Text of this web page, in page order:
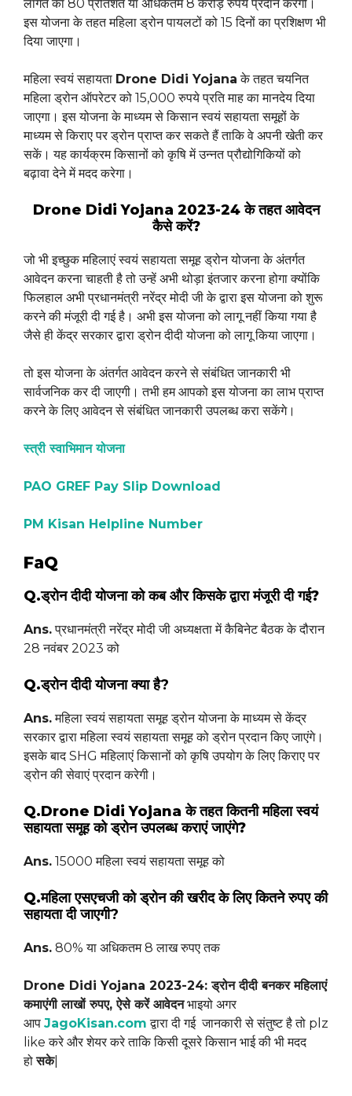
लागत का 80 प्रतिशत या अधिकतम 8 करोड़ रुपये प्रदान करेगी।
इस योजना के तहत महिला ड्रोन पायलटों को 15 दिनों का प्रशिक्षण भी
दिया जाएगा।
महिला स्वयं सहायता Drone Didi Yojana के तहत चयनित
महिला ड्रोन ऑपरेटर को 15,000 रुपये प्रति माह का मानदेय दिया
जाएगा। इस योजना के माध्यम से किसान स्वयं सहायता समूहों के
माध्यम से किराए पर ड्रोन प्राप्त कर सकते हैं ताकि वे अपनी खेती कर
सकें। यह कार्यक्रम किसानों को कृषि में उन्नत प्रौद्योगिकियों को
बढ़ावा देने में मदद करेगा।
Drone Didi Yojana 2023-24 के तहत आवेदन
कैसे करें?
जो भी इच्छुक महिलाएं स्वयं सहायता समूह ड्रोन योजना के अंतर्गत
आवेदन करना चाहती है तो उन्हें अभी थोड़ा इंतजार करना होगा क्योंकि
फिलहाल अभी प्रधानमंत्री नरेंद्र मोदी जी के द्वारा इस योजना को शुरू
करने की मंजूरी दी गई है। अभी इस योजना को लागू नहीं किया गया है
जैसे ही केंद्र सरकार द्वारा ड्रोन दीदी योजना को लागू किया जाएगा।
तो इस योजना के अंतर्गत आवेदन करने से संबंधित जानकारी भी
सार्वजनिक कर दी जाएगी। तभी हम आपको इस योजना का लाभ प्राप्त
करने के लिए आवेदन से संबंधित जानकारी उपलब्ध करा सकेंगे।
स्त्री स्वाभिमान योजना
PAO GREF Pay Slip Download
PM Kisan Helpline Number
FaQ
Q.ड्रोन दीदी योजना को कब और किसके द्वारा मंजूरी दी गई?
Ans.प्रधानमंत्री नरेंद्र मोदी जी अध्यक्षता में कैबिनेट बैठक के दौरान
28 नवंबर 2023 को
Q.ड्रोन दीदी योजनाक्या है?
Ans.महिला स्वयं सहायता समूह ड्रोन योजना के माध्यम से केंद्र
सरकार द्वारा महिला स्वयं सहायता समूह को ड्रोन प्रदान किए जाएंगे।
इसके बाद SHG महिलाएं किसानों को कृषि उपयोग के लिए किराए पर
ड्रोन की सेवाएं प्रदान करेगी।
Q.Drone Didi Yojana के तहत कितनी महिला स्वयं
सहायता समूह को ड्रोन उपलब्ध कराएं जाएंगे?
Ans. 15000 महिला स्वयं सहायता समूह को
Q.महिला एसएचजी को ड्रोन की खरीद के लिए कितने रुपए की
सहायता दी जाएगी?
Ans. 80% या अधिकतम 8 लाख रुपए तक
Drone Didi Yojana 2023-24: ड्रोन दीदी बनकर महिलाएं
कमाएंगी लाखों रुपए, ऐसे करें आवेदनभाइयो अगर
आप JagoKisan.com द्वारा दी गई जानकारी से संतुष्ट है तो plz
like करे और शेयर करे ताकि किसी दूसरे किसान भाई की भी मदद
होसके|